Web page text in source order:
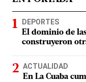
DEPORTES
El dominio de
construyeron
ACTUALIDAD
En La Cuaba